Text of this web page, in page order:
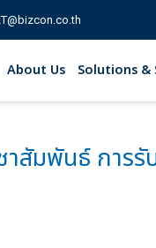
About Us Solutions &
าสัมพันธ์ การ